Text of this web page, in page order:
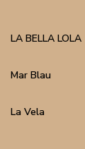
LA BELLA LOLA
Mar Blau
La Vela